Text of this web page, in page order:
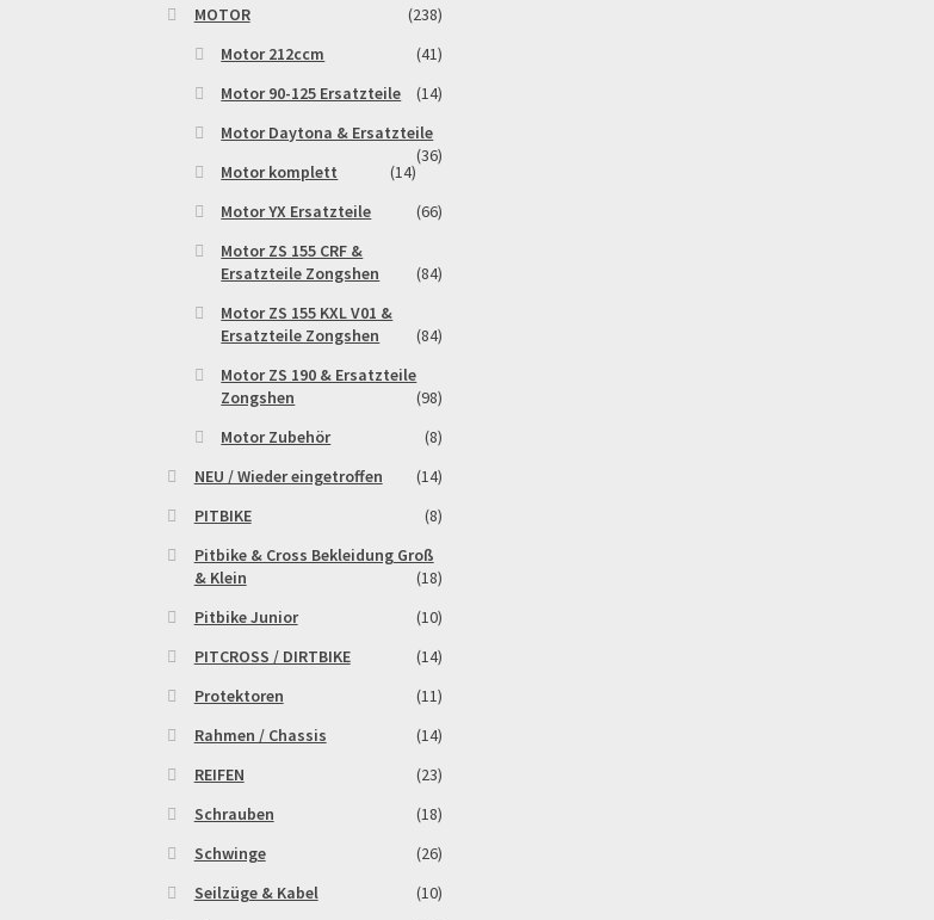
MOTOR
(238)
Motor 212ccm
(41)
Motor 90-125 Ersatzteile
(14)
Motor Daytona & Ersatzteile
(36)
Motor komplett
(14)
Motor YX Ersatzteile
(66)
Motor ZS 155 CRF &
Ersatzteile Zongshen
(84)
Motor ZS 155 KXL V01 &
Ersatzteile Zongshen
(84)
Motor ZS 190 & Ersatzteile
Zongshen
(98)
Motor Zubehör
(8)
NEU / Wieder eingetroffen
(14)
PITBIKE
(8)
Pitbike & Cross Bekleidung Groß
& Klein
(18)
Pitbike Junior
(10)
PITCROSS / DIRTBIKE
(14)
Protektoren
(11)
Rahmen / Chassis
(14)
REIFEN
(23)
Schrauben
(18)
Schwinge
(26)
Seilzüge & Kabel
(10)